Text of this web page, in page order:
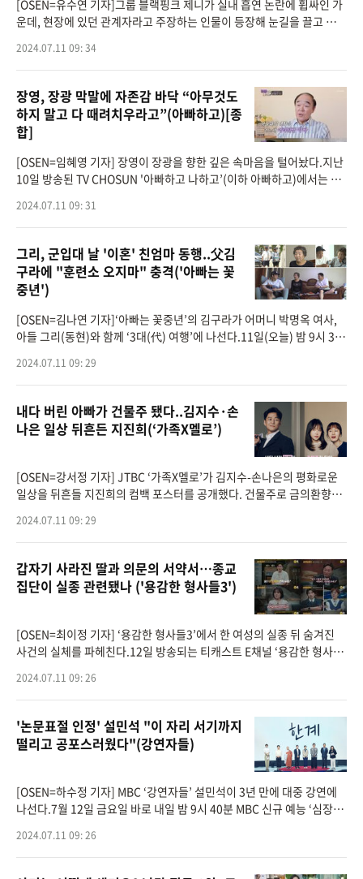
[OSEN=유수연 기자]그룹 블랙핑크 제니가 실내 흡연 논란에 휩싸인 가
운데, 현장에 있던 관계자라고 주장하는 인물이 등장해 눈길을 끌고 있
인물이라고 주장
2024.07.11 09: 34
장영, 장광 막말에 자존감 바닥 “아무것도
하지 말고 다 때려치우라고”(아빠하고)[종
합]
[OSEN=임혜영 기자] 장영이 장광을 향한 깊은 속마음을 털어놨다.지난
10일 방송된 TV CHOSUN '아빠하고 나하고’(이하 아빠하고)에서는 장
“성우로 46년
2024.07.11 09: 31
그리, 군입대 날 '이혼' 친엄마 동행..父김
구라에 "훈련소 오지마" 충격('아빠는 꽃
중년')
[OSEN=김나연 기자]‘아빠는 꽃중년’의 김구라가 어머니 박명옥 여사,
아들 그리(동현)와 함께 ‘3대(代) 여행’에 나선다.11일(오늘) 밤 9시 30
2024.07.11 09: 29
내다 버린 아빠가 건물주 됐다..김지수·손
나은 일상 뒤흔든 지진희(‘가족X멜로’)
[OSEN=강서정 기자] JTBC ‘가족X멜로’가 김지수-손나은의 평화로운
일상을 뒤흔들 지진희의 컴백 포스터를 공개했다. 건물주로 금의환향한
을 무한대
2024.07.11 09: 29
갑자기 사라진 딸과 의문의 서약서…종교
집단이 실종 관련됐나 ('용감한 형사들3')
[OSEN=최이정 기자] ‘용감한 형사들3’에서 한 여성의 실종 뒤 숨겨진
사건의 실체를 파헤친다.12일 방송되는 티캐스트 E채널 ‘용감한 형사들
발
2024.07.11 09: 26
'논문표절 인정' 설민석 "이 자리 서기까지
떨리고 공포스러웠다"(강연자들)
[OSEN=하수정 기자] MBC ‘강연자들’ 설민석이 3년 만에 대중 강연에
나선다.7월 12일 금요일 바로 내일 밤 9시 40분 MBC 신규 예능 ‘심장을
2024.07.11 09: 26